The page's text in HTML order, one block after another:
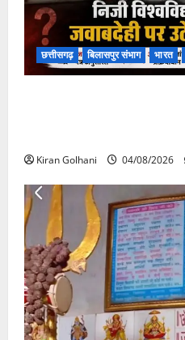
छत्तीसगढ़ बिलासपुर संभाग भारत
Kiran Golhani 04/08/2026